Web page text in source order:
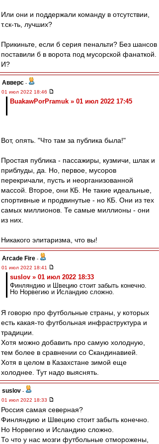
Или они и поддержали команду в отсутствии,
т.ск-ть, лучших?
Прикиньте, если б серия пенальти? Без шансов
поставили б в ворота под мусорской фанаткой.
И?
Авверс -
01 июл 2022 18:46
BuakawPorPramuk » 01 июл 2022 17:45
Вот, опять. "Что там за публика была!"
Простая публика - пассажиры, кузмичи, шлак и
приблуды, да. Но, первое, мусоров
перекричали, пусть и неорганизованной
массой. Второе, они КБ. Не такие идеальные,
спортивные и продвинутые - но КБ. Они из тех
самых миллионов. Те самые миллионы - они
из них.
Никакого элитаризма, что вы!
Arcade Fire -
01 июл 2022 18:41
suslov » 01 июл 2022 18:33
Финляндию и Швецию стоит забыть конечно.
Но Норвегию и Исландию сложно.
Я говорю про футбольные страны, у которых
есть какая-то футбольная инфраструктура и
традиции.
Хотя можно добавить про самую холодную,
тем более в сравнении со Скандинавией.
Хотя в целом в Казахстане зимой еще
холоднее. Тут надо выяснять.
suslov -
01 июл 2022 18:33
Россия самая северная?
Финляндию и Швецию стоит забыть конечно.
Но Норвегию и Исландию сложно.
То что у нас мозги футбольные отморожены,